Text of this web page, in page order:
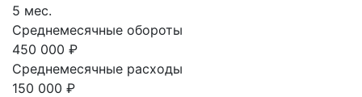
5 мес.
Среднемесячные обороты
450 000 ₽
Среднемесячные расходы
150 000 ₽